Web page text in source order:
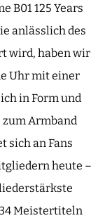
B01 125 Years
anlässlich des
wird, haben wir
Uhr mit einer
in Form und
Armband
sich an Fans
heute –
Meistertiteln